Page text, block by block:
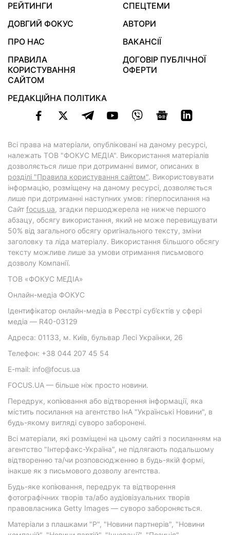
РЕЙТИНГИ
СПЕЦТЕМИ
ДОВГИЙ ФОКУС
АВТОРИ
ПРО НАС
ВАКАНСІЇ
ПРАВИЛА
КОРИСТУВАННЯ
САЙТОМ
ДОГОВІР ПУБЛІЧНОЇ
ОФЕРТИ
РЕДАКЦІЙНА ПОЛІТИКА
Всі права на матеріали, опубліковані на даному ресурсі,
належать ТОВ "ФОКУС МЕДІА". Використання матеріалів
дозволяється лише при дотриманні вимог, описаних в
розділі "Правила користування сайтом". Використовувати
інформацію, розміщену на даному ресурсі, дозволяється
лише при дотриманні наступних умов: гіперпосилання на
Cайт focus.ua, згадки першоджерела не нижче першого
абзацу, обсягу використання, який не може перевищувати
50% від загального обсягу оригінального тексту, зміни
заголовку та ліда матеріалу. Використання більшого обсягу
тексту можливе лише за умови отримання письмового
дозволу Компанії.
ТОВ «ФОКУС МЕДІА»
Онлайн-медіа ФОКУС
Ідентифікатор онлайн-медіа в Реєстрі суб’єктів у сфері
медіа — R40-03129
Адреса: 01133, м. Київ, бульвар Лесі Українки, 26
Телефон: +38 044 207 45 54
E-mail: info@focus.ua
FOCUS.UA — більше ніж просто новини.
Передрук, копіювання або відтворення інформації, яка
містить посилання на агентство ІнА "Українські Новини", в
будь-якому вигляді суворо заборонені.
Всі матеріали, які розміщені на цьому сайті з посиланням на
агентство "Інтерфакс-Україна", не підлягають подальшому
відтворенню та/чи розповсюдженню в будь-якій формі,
інакше як з письмового дозволу агентства.
Будь-яке копіювання, передрук та відтворення
фотографічних творів та/або аудіовізуальних творів
правовласника Getty Images — суворо забороняється.
Матеріали з плашками "Р", "Новини партнерів", "Новини